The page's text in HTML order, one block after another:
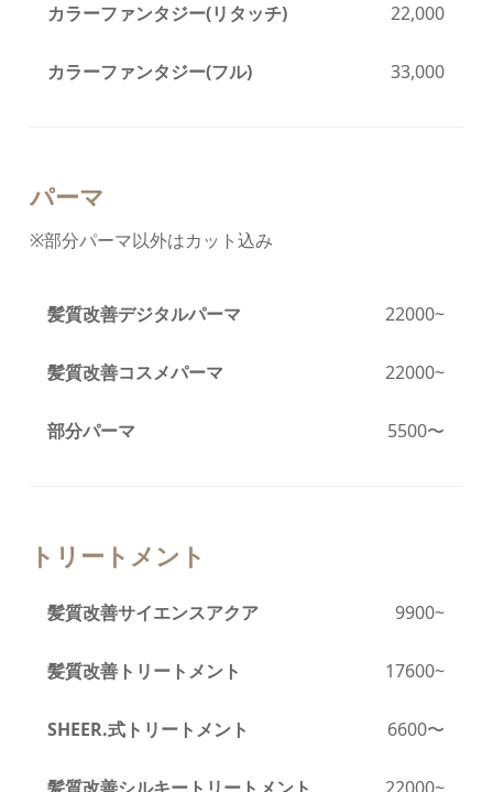
カラーファンタジー(リタッチ) 22,000
カラーファンタジー(フル) 33,000
パーマ
※部分パーマ以外はカット込み
髪質改善デジタルパーマ 22000~
髪質改善コスメパーマ 22000~
部分パーマ 5500〜
トリートメント
髪質改善サイエンスアクア 9900~
髪質改善トリートメント 17600~
SHEER.式トリートメント 6600〜